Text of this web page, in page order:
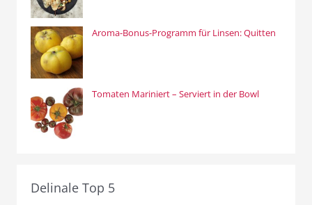
Aroma-Bonus-Programm für Linsen: Quitten
Tomaten Mariniert – Serviert in der Bowl
Delinale Top 5